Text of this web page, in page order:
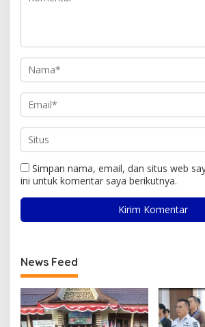
Simpan nama, email, dan situs web
ini untuk komentar saya berikutnya.
News Feed